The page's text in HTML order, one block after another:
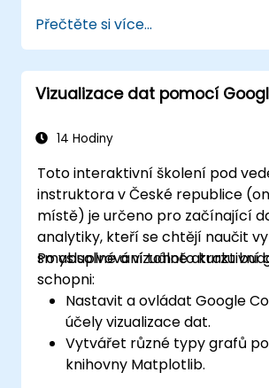
pomocí knihovny TensorFlow.
Trénovat a vyhodnocovat
hlubokého učení.
Využívat pokročilé funkce
Přečtěte si více...
Vizualizace dat pomocí
14 Hodiny
Toto interaktivní školení pod
instruktora v České republice
místě) je určeno pro začínající
analytiky, kteří se chtějí naučit
smysluplné a vizuálně atraktivní
Po absolvování tohoto kurzu
schopni:
Nastavit a ovládat Google
účely vizualizace dat.
Vytvářet různé typy grafů
knihovny Matplotlib.